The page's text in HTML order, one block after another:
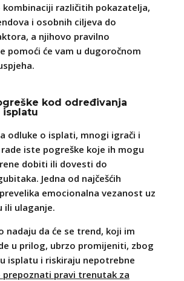
različitih pokazatelja,
i osobnih ciljeva do
a njihovo pravilno
pomoći će vam u dugoročnom
kod određivanja
isplatu
odluke o isplati, mnogi igrači i
iste pogreške koje ih mogu
dobiti ili dovesti do
Jedna od najčešćih
emocionalna vezanost uz
ili ulaganje.
nadaju da će se trend, koji im
u prilog, ubrzo promijeniti, zbog
isplatu i riskiraju nepotrebne
prepoznati pravi trenutak za